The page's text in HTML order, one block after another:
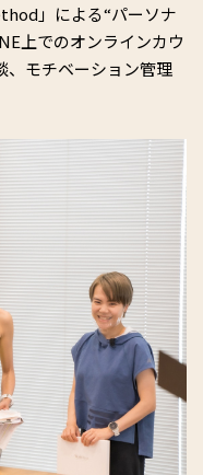
」による“パーソナ
上でのオンラインカウ
、モチベーション管理